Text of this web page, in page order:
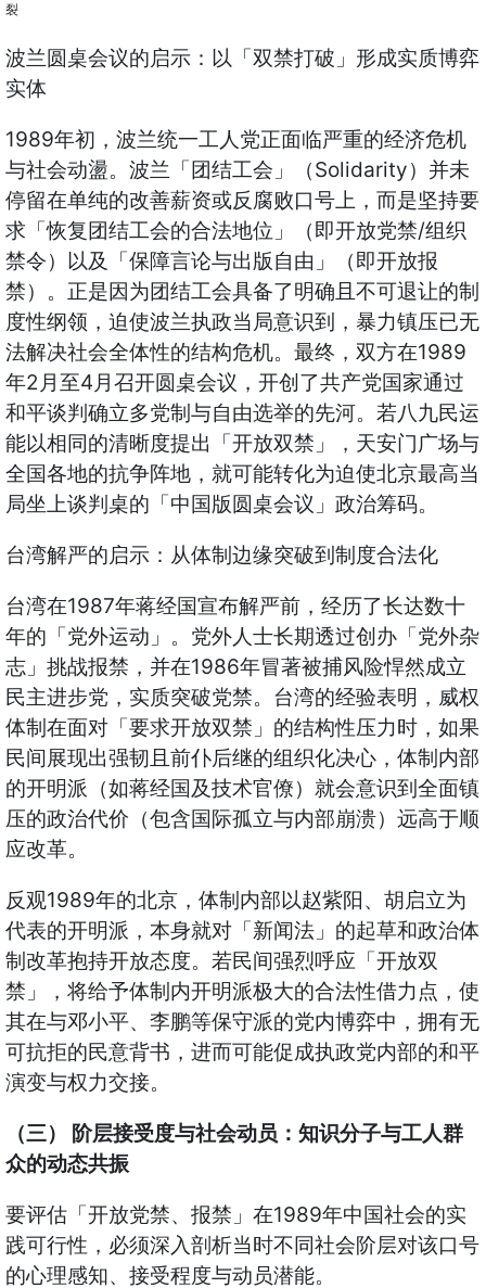
裂
波兰圆桌会议的启示：以「双禁打破」形成实质博弈
实体
1989年初，波兰统一工人党正面临严重的经济危机
与社会动盪。波兰「团结工会」（Solidarity）并未
停留在单纯的改善薪资或反腐败口号上，而是坚持要
求「恢复团结工会的合法地位」（即开放党禁/组织
禁令）以及「保障言论与出版自由」（即开放报
禁）。正是因为团结工会具备了明确且不可退让的制
度性纲领，迫使波兰执政当局意识到，暴力镇压已无
法解决社会全体性的结构危机。最终，双方在1989
年2月至4月召开圆桌会议，开创了共产党国家通过
和平谈判确立多党制与自由选举的先河。若八九民运
能以相同的清晰度提出「开放双禁」，天安门广场与
全国各地的抗争阵地，就可能转化为迫使北京最高当
局坐上谈判桌的「中国版圆桌会议」政治筹码。
台湾解严的启示：从体制边缘突破到制度合法化
台湾在1987年蒋经国宣布解严前，经历了长达数十
年的「党外运动」。党外人士长期透过创办「党外杂
志」挑战报禁，并在1986年冒著被捕风险悍然成立
民主进步党，实质突破党禁。台湾的经验表明，威权
体制在面对「要求开放双禁」的结构性压力时，如果
民间展现出强韧且前仆后继的组织化决心，体制内部
的开明派（如蒋经国及技术官僚）就会意识到全面镇
压的政治代价（包含国际孤立与内部崩溃）远高于顺
应改革。
反观1989年的北京，体制内部以赵紫阳、胡启立为
代表的开明派，本身就对「新闻法」的起草和政治体
制改革抱持开放态度。若民间强烈呼应「开放双
禁」，将给予体制内开明派极大的合法性借力点，使
其在与邓小平、李鹏等保守派的党内博弈中，拥有无
可抗拒的民意背书，进而可能促成执政党内部的和平
演变与权力交接。
（三） 阶层接受度与社会动员：知识分子与工人群
众的动态共振
要评估「开放党禁、报禁」在1989年中国社会的实
践可行性，必须深入剖析当时不同社会阶层对该口号
的心理感知、接受程度与动员潜能。